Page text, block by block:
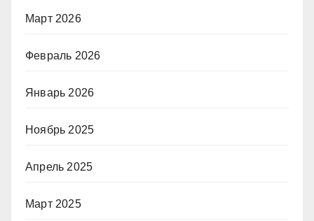
Март 2026
Февраль 2026
Январь 2026
Ноябрь 2025
Апрель 2025
Март 2025